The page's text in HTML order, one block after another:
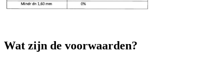
Wat zijn de voorwaarden?